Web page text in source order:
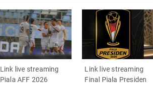
Link live streaming
Piala AFF 2026
Link live streaming
Final Piala Presiden